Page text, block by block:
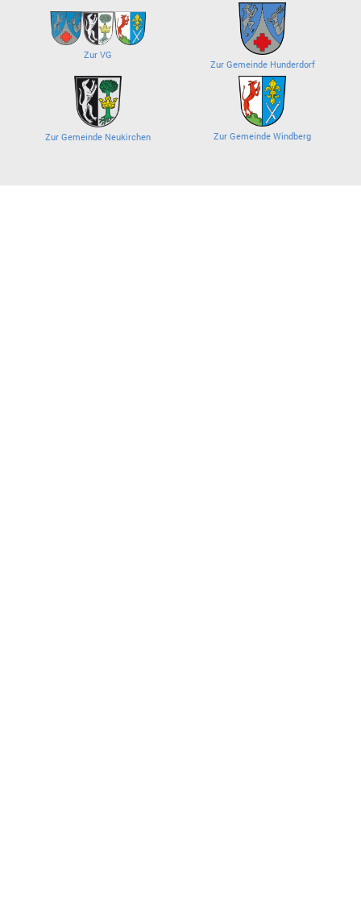
Zur VG
Zur Gemeinde Hunderdorf
Zur Gemeinde Neukirchen Zur Gemeinde Windberg